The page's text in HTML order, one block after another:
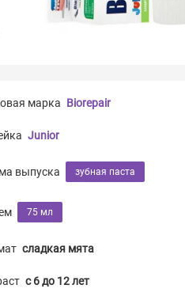
марка Biorepair
Junior
выпуска зубная паста
75 мл
сладкая мята
c 6 до 12 лет